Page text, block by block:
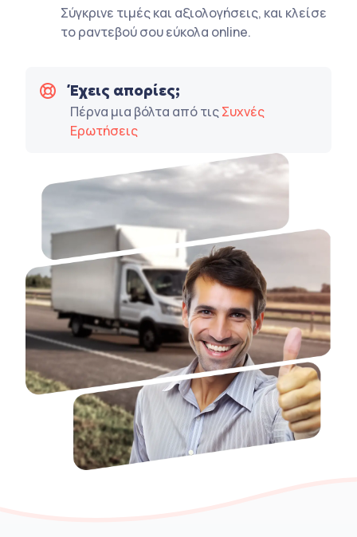
Σύγκρινε τιμές και αξιολογήσεις, και κλείσε
το ραντεβού σου εύκολα online.
Έχεις απορίες;
Πέρνα μια βόλτα από τιςΣυχνές
Ερωτήσεις